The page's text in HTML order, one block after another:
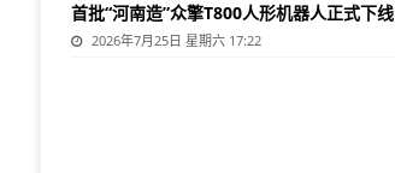
首批“河南造”众擎T800人形机器人正式下线
2026年7月25日 星期六 17:22